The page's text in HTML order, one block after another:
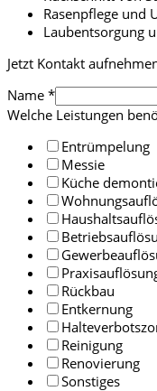
Rasenpflege und
Laubentsorgung
Jetzt Kontakt
Name *
Welche Leistungen
Entrümpelung
Messie
Küche
Rückbau
Entkernung
Reinigung
Renovierung
Sonstiges